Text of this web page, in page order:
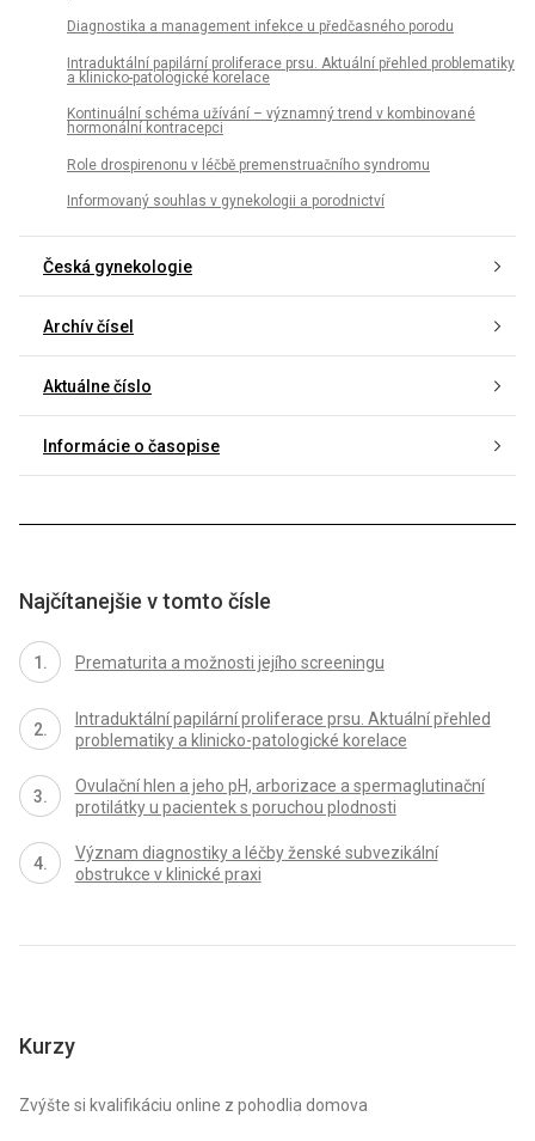
Diagnostika a management infekce u předčasného porodu
Intraduktální papilární proliferace prsu. Aktuální přehled problematiky
a klinicko-patologické korelace
Kontinuální schéma užívání – významný trend v kombinované
hormonální kontracepci
Role drospirenonu v léčbě premenstruačního syndromu
Informovaný souhlas v gynekologii a porodnictví
Česká gynekologie
Archív čísel
Aktuálne číslo
Informácie o časopise
Najčítanejšie v tomto čísle
Prematurita a možnosti jejího screeningu
Intraduktální papilární proliferace prsu. Aktuální přehled
problematiky a klinicko-patologické korelace
Ovulační hlen a jeho pH, arborizace a spermaglutinační
protilátky u pacientek s poruchou plodnosti
Význam diagnostiky a léčby ženské subvezikální
obstrukce v klinické praxi
Kurzy
Zvýšte si kvalifikáciu online z pohodlia domova